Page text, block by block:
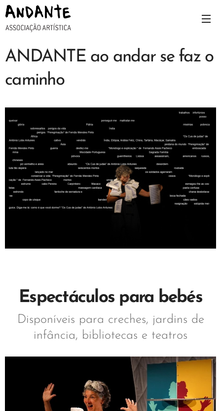
ANDANTE ao andar se faz o
caminho
Espectáculos para bebés
Disponíveis para creches, jardins de
infância, bibliotecas e teatros